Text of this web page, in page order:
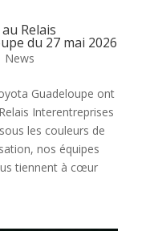
Relais
du 27 mai 2026
News
Guadeloupe ont
Interentreprises
les couleurs de
nos équipes
tiennent à cœur